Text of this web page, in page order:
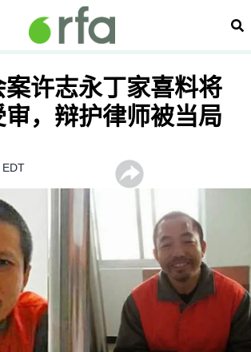
搜
案许志永丁家喜料将
，辩护律师被当局